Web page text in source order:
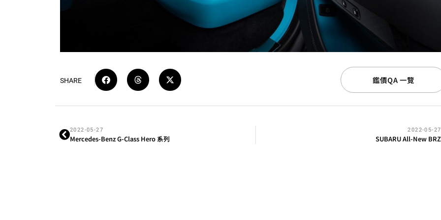
SHARE 鑑價QA 一覽
2022-05-27
Mercedes-Benz G-Class Hero 系列
2022-05-27
SUBARU All-New BRZ